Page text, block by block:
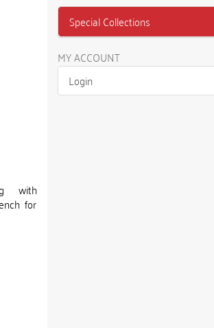
with
for
Special Collections
MY ACCOUNT
Login